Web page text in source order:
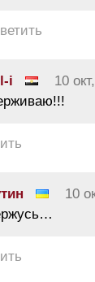
i 10
10